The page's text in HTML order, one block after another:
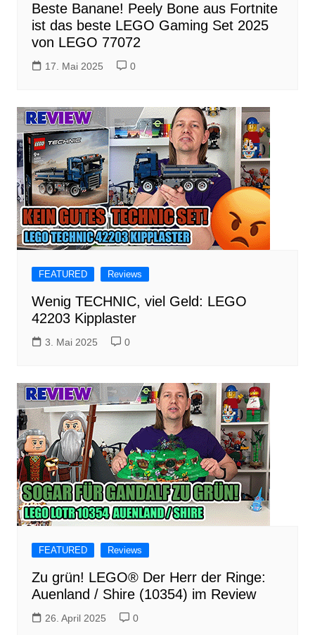
Beste Banane! Peely Bone aus Fortnite
ist das beste LEGO Gaming Set 2025
von LEGO 77072
17. Mai 2025 0
FEATURED Reviews
Wenig TECHNIC, viel Geld: LEGO
42203 Kipplaster
3. Mai 2025 0
FEATURED Reviews
Zu grün! LEGO® Der Herr der Ringe:
Auenland / Shire (10354) im Review
26. April 2025 0